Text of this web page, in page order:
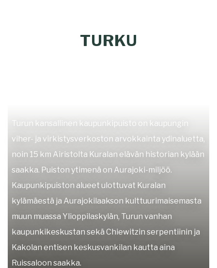
TURKU
Turun kansallinen kaupunkipuisto on kaupungin
viher- ja virkistysverkoston arvokkainta ydinaluetta,
noin 15 km Airistolta Kuralan elävän historian kylään
saakka. Puiston ytimenä on Aurajoki-miljöö.
Kaupunkipuiston alueet ulottuvat Kuralan
kylämäestä ja Aurajokilaakson kulttuurimaisemasta
muun muassa Ylioppilaskylän, Turun vanhan
kaupunkikeskustan sekä Chiewitzin serpentiinin ja
Kakolan entisen keskusvankilan kautta aina
Ruissaloon saakka.